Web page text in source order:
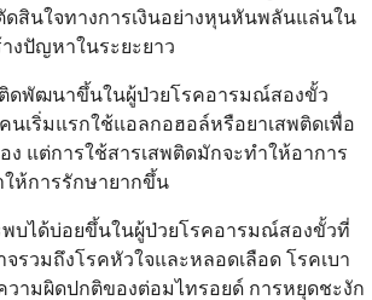
สินใจทางการเงินอย่างหุนหันพลันแล่นใน
งปัญหาในระยะยาว
ติดพัฒนาขึ้นในผู้ป่วยโรคอารมณ์สองขั้ว
นเริ่มแรกใช้แอลกอฮอล์หรือยาเสพติดเพื่อ
ง แต่การใช้สารเสพติดมักจะทำให้อาการ
ห้การรักษายากขึ้น
บได้บ่อยขึ้นในผู้ป่วยโรคอารมณ์สองขั้วที่
รวมถึงโรคหัวใจและหลอดเลือด โรคเบา
ามผิดปกติของต่อมไทรอยด์ การหยุดชะงัก